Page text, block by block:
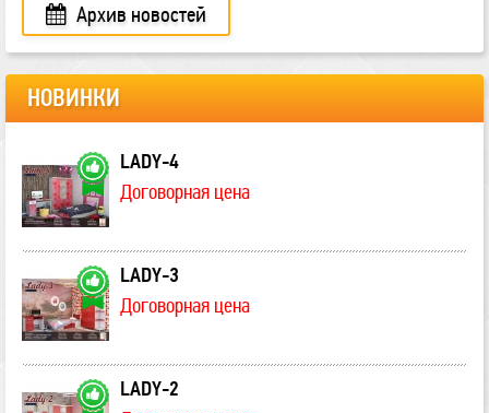
Архив новостей
НОВИНКИ
LADY-4
Договорная цена
LADY-3
Договорная цена
LADY-2